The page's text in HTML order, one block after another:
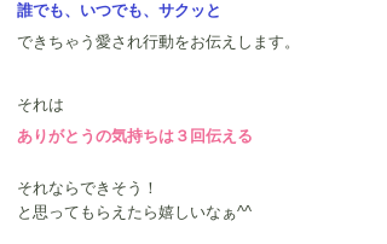
誰でも、いつでも、サクッと
できちゃう愛され行動をお伝えします。
それは
ありがとうの気持ちは３回伝える
それならできそう！
と思ってもらえたら嬉しいなぁ^^